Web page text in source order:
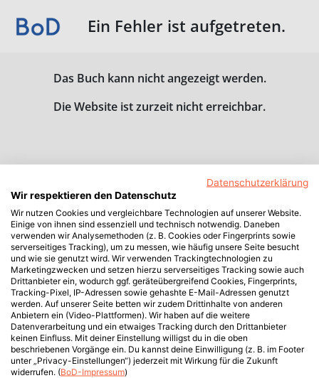
Ein Fehler ist aufgetreten.
Das Buch kann nicht angezeigt werden.
Die Website ist zurzeit nicht erreichbar.
Datenschutzerklärung
Wir respektieren den Datenschutz
Wir nutzen Cookies und vergleichbare Technologien auf unserer Website.
Einige von ihnen sind essenziell und technisch notwendig. Daneben
verwenden wir Analysemethoden (z. B. Cookies oder Fingerprints sowie
serverseitiges Tracking), um zu messen, wie häufig unsere Seite besucht
und wie sie genutzt wird. Wir verwenden Trackingtechnologien zu
Marketingzwecken und setzen hierzu serverseitiges Tracking sowie auch
Drittanbieter ein, wodurch ggf. geräteübergreifend Cookies, Fingerprints,
Tracking-Pixel, IP-Adressen sowie gehashte E-Mail-Adressen genutzt
werden. Auf unserer Seite betten wir zudem Drittinhalte von anderen
Anbietern ein (Video-Plattformen). Wir haben auf die weitere
Datenverarbeitung und ein etwaiges Tracking durch den Drittanbieter
keinen Einfluss. Mit deiner Einstellung willigst du in die oben
beschriebenen Vorgänge ein. Du kannst deine Einwilligung (z. B. im Footer
unter „Privacy-Einstellungen“) jederzeit mit Wirkung für die Zukunft
widerrufen. (BoD-Impressum)